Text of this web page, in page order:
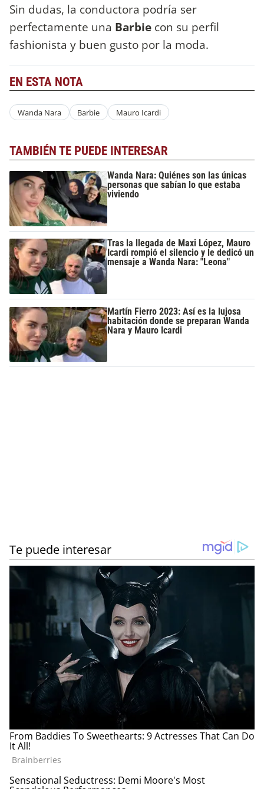
Sin dudas, la conductora podría ser
perfectamente una Barbie con su perfil
fashionista y buen gusto por la moda.
EN ESTA NOTA
Wanda Nara Barbie Mauro Icardi
TAMBIÉN TE PUEDE INTERESAR
Wanda Nara: Quiénes son las únicas
personas que sabían lo que estaba
viviendo
Tras la llegada de Maxi López, Mauro
Icardi rompió el silencio y le dedicó un
mensaje a Wanda Nara: "Leona"
Martín Fierro 2023: Así es la lujosa
habitación donde se preparan Wanda
Nara y Mauro Icardi